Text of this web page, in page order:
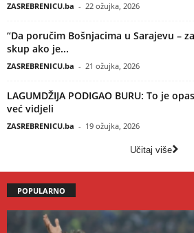
ZASREBRENICU.ba - 22 ožujka, 2026
“Da poručim Bošnjacima u Sarajevu –
skup ako je...
ZASREBRENICU.ba - 21 ožujka, 2026
LAGUMDŽIJA PODIGAO BURU: To je
već vidjeli
ZASREBRENICU.ba - 19 ožujka, 2026
Učitaj više
POPULARNO